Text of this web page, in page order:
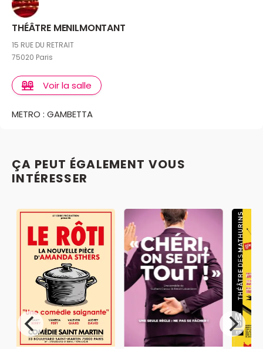
THÉÂTRE MENILMONTANT
15 RUE DU RETRAIT
75020 Paris
Voir la salle
METRO : GAMBETTA
ÇA PEUT ÉGALEMENT VOUS
INTÉRESSER